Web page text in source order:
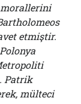
etmiştir.
Patrik
mülteci